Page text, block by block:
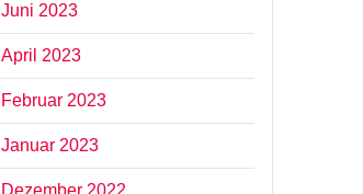
Juni 2023
April 2023
Februar 2023
Januar 2023
Dezember 2022